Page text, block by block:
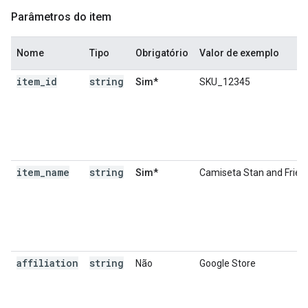
Parâmetros do item
Nome Tipo Obrigatório Valor de exemplo
item id string Sim* SKU_12345
item name string Sim* Camiseta Stan and
affiliation string Não Google Store